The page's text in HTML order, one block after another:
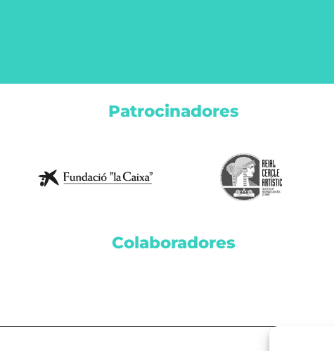
Patrocinadores
Colaboradores